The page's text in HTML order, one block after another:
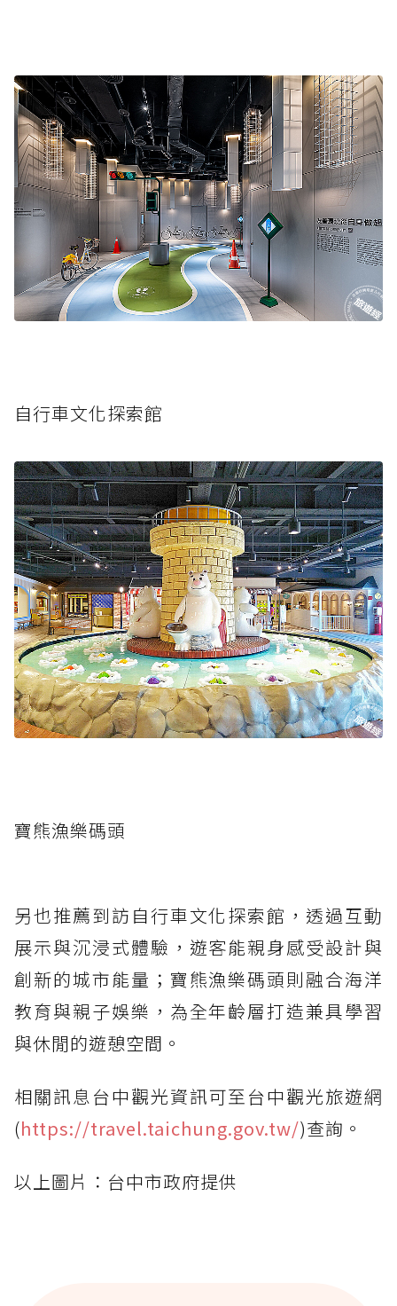
自行車文化探索館
寶熊漁樂碼頭
另也推薦到訪自行車文化探索館，透過互動
展示與沉浸式體驗，遊客能親身感受設計與
創新的城市能量；寶熊漁樂碼頭則融合海洋
教育與親子娛樂，為全年齡層打造兼具學習
與休閒的遊憩空間。
相關訊息台中觀光資訊可至台中觀光旅遊網
(https://travel.taichung.gov.tw/)查詢。
以上圖片：台中市政府提供